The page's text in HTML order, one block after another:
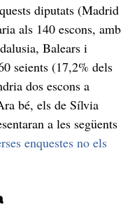
diputats (Madrid
als 140 escons, amb
Balears i
seients (17,2% dels
dos escons a
bé, els de Sílvia
a les següents
enquestes no els